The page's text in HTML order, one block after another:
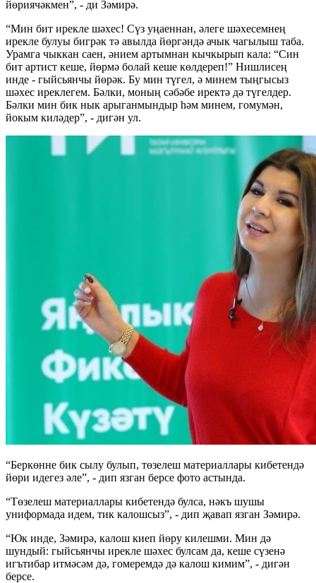
йөриячәкмен”, - ди Зәмирә.
“Мин бит ирекле шәхес! Сүз уңаеннан, әлеге шәхесемнең
ирекле булуы бигрәк тә авылда йөргәндә ачык чагылыш таба.
Урамга чыккан саен, әнием артымнан кычкырып кала: “Син
бит артист кеше, йөрмә болай кеше көлдереп!” Нишлисең
инде - гыйсьянчы йөрәк. Бу мин түгел, ә минем тыңгысыз
шәхес иреклегем. Бәлки, моның сәбәбе иректә дә түгелдер.
Бәлки мин бик нык арыганмындыр һәм минем, гомумән,
йокым киләдер”, - дигән ул.
“Беркөнне бик сылу булып, төзелеш материаллары кибетендә
йөри идегез әле”, - дип язган берсе фото астында.
“Төзелеш материаллары кибетендә булса, нәкъ шушы
униформада идем, тик калошсыз”, - дип җавап язган Зәмирә.
“Юк инде, Зәмирә, калош киеп йөру килешми. Мин дә
шундый: гыйсьянчы ирекле шәхес булсам да, кеше сүзенә
игътибар итмәсәм дә, гомеремдә дә калош кимим”, - дигән
берсе.